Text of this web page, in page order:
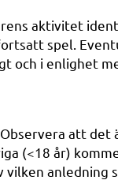
aktivitet
spel.
och i enlighet
att
(<18 år)
vilken